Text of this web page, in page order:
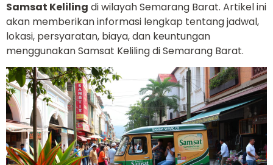
Samsat Keliling di wilayah Semarang Barat. Artikel ini
akan memberikan informasi lengkap tentang jadwal,
lokasi, persyaratan, biaya, dan keuntungan
menggunakan Samsat Keliling di Semarang Barat.